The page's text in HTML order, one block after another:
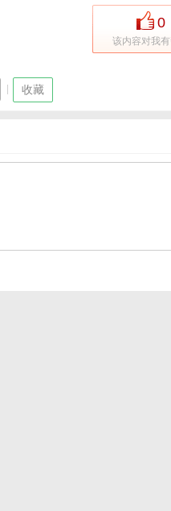
0
该内容对我
收藏